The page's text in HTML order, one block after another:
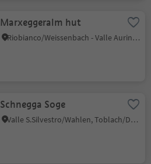
Marxeggeralm hut
Riobianco/Weissenbach - Valle Aurina/Ahrntal, Ahrntal/Valle Aurina, Ahrntal/Valle Aurina
Schnegga Soge
Valle S.Silvestro/Wahlen, Toblach/Dobbiaco, Dolomites Region 3 Zinnen